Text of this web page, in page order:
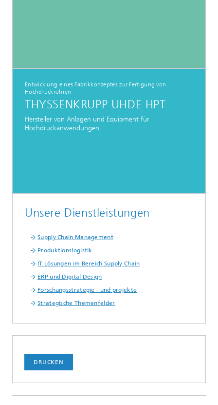
Entwicklung eines Fabrikkonzeptes zur Fertigung von
Hochdruckrohren
THYSSENKRUPP UHDE HPT
Hersteller von Anlagen und Equipment für
Hochdruckanwendungen
Unsere Dienstleistungen
Supply Chain Management
Produktionslogistik
IT Lösungen im Bereich Supply Chain
ERP und Digital Design
Forschungsstrategie - und projekte
Strategische Themenfelder
DRUCKEN